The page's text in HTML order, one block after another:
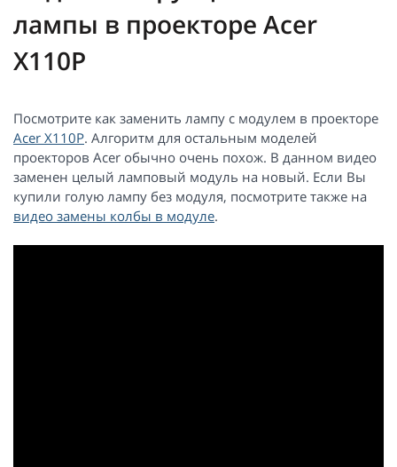
лампы в проекторе Acer
X110P
Посмотрите как заменить лампу с модулем в проекторе
Acer X110P. Алгоритм для остальным моделей
проекторов Acer обычно очень похож. В данном видео
заменен целый ламповый модуль на новый. Если Вы
купили голую лампу без модуля, посмотрите также на
видео замены колбы в модуле.